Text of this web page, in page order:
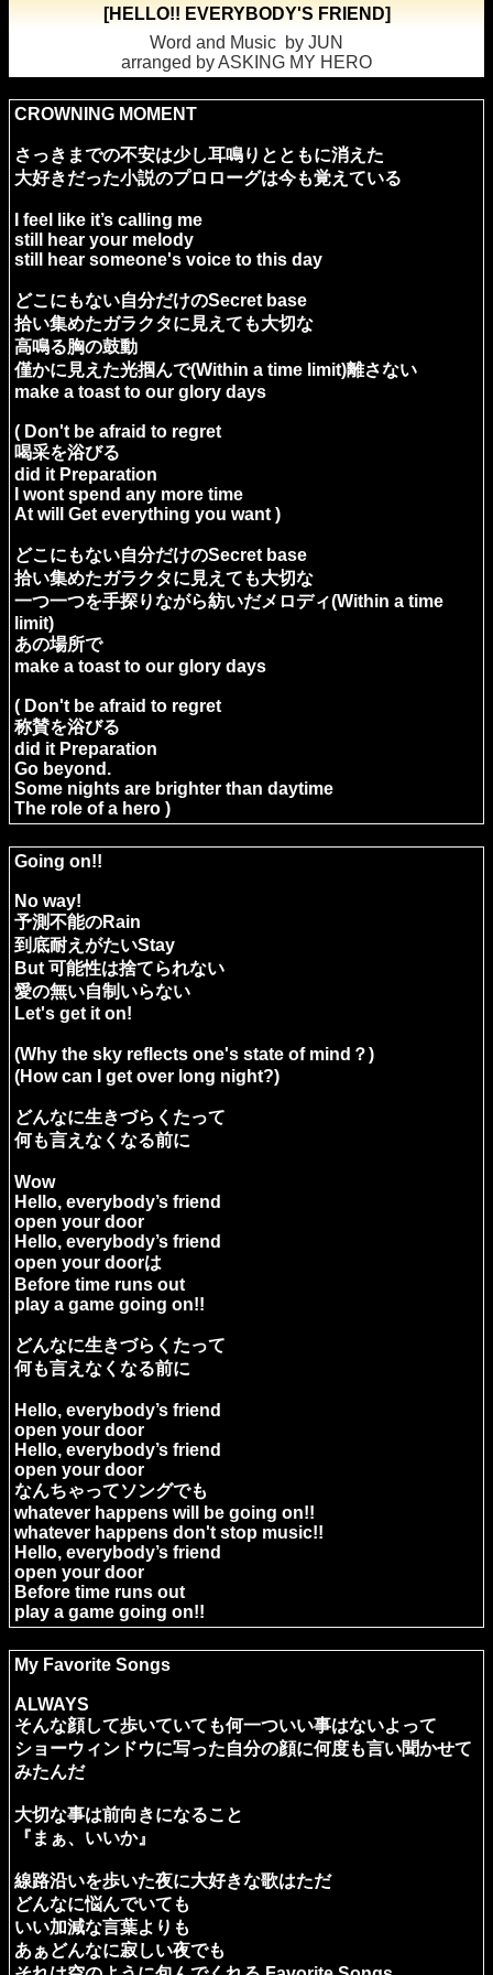
[HELLO!! EVERYBODY'S FRIEND]
Word and Music by JUN
arranged by ASKING MY HERO
CROWNING MOMENT
さっきまでの不安は少し耳鳴りとともに消えた
大好きだった小説のプロローグは今も覚えている
I feel like it’s calling me
still hear your melody
still hear someone's voice to this day
どこにもない自分だけのSecret base
拾い集めたガラクタに見えても大切な
高鳴る胸の鼓動
僅かに見えた光掴んで(Within a time limit)離さない
make a toast to our glory days
( Don't be afraid to regret
喝采を浴びる
did it Preparation
I wont spend any more time
At will Get everything you want )
どこにもない自分だけのSecret base
拾い集めたガラクタに見えても大切な
一つ一つを手探りながら紡いだメロディ(Within a time
limit)
あの場所で
make a toast to our glory days
( Don't be afraid to regret
称賛を浴びる
did it Preparation
Go beyond.
Some nights are brighter than daytime
The role of a hero )
Going on!!
No way!
予測不能のRain
到底耐えがたいStay
But 可能性は捨てられない
愛の無い自制いらない
Let's get it on!
(Why the sky reflects one's state of mind？)
(How can I get over long night?)
どんなに生きづらくたって
何も言えなくなる前に
Wow
Hello, everybody’s friend
open your door
Hello, everybody’s friend
open your doorは
Before time runs out
play a game going on!!
どんなに生きづらくたって
何も言えなくなる前に
Hello, everybody’s friend
open your door
Hello, everybody’s friend
open your door
なんちゃってソングでも
whatever happens will be going on!!
whatever happens don't stop music!!
Hello, everybody’s friend
open your door
Before time runs out
play a game going on!!
My Favorite Songs
ALWAYS
そんな顔して歩いていても何一ついい事はないよって
ショーウィンドウに写った自分の顔に何度も言い聞かせて
みたんだ
大切な事は前向きになること
『まぁ、いいか』
線路沿いを歩いた夜に大好きな歌はただ
どんなに悩んでいても
いい加減な言葉よりも
あぁどんなに寂しい夜でも